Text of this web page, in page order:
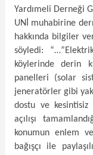
Yardımeli Derneği
UNİ muhabirine
hakkında bilgiler
söyledi:
köylerinde derin
panelleri (solar
jeneratörler gibi
dostu ve
açılışı
konumun enlem
bağışçı ile